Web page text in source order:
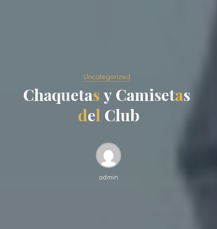
Uncategorized
Chaquetasy Camisetas
del Club
admin